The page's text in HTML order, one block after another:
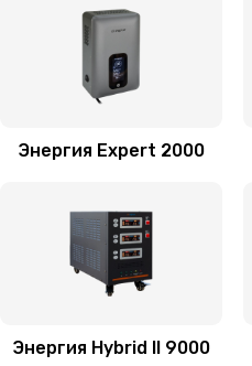
Энергия Expert 2000
Энергия Hybrid II 9000